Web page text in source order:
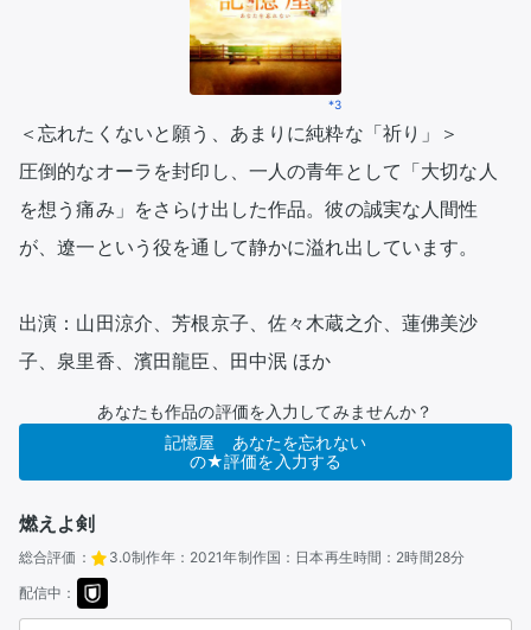
*3
＜忘れたくないと願う、あまりに純粋な「祈り」＞
圧倒的なオーラを封印し、一人の青年として「大切な人
を想う痛み」をさらけ出した作品。彼の誠実な人間性
が、遼一という役を通して静かに溢れ出しています。
出演：山田涼介、芳根京子、佐々木蔵之介、蓮佛美沙
子、泉里香、濱田龍臣、田中泯 ほか
あなたも作品の評価を入力してみませんか？
記憶屋 あなたを忘れない
の★評価を入力する
燃えよ剣
総合評価： 3.0制作年： 2021年制作国： 日本再生時間： 2時間28分
配信中：